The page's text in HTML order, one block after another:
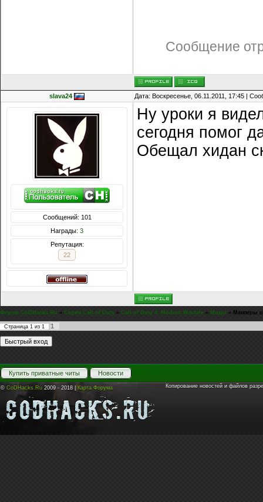
lift
}
lift()
self
self
wait
self
self
self
}
}
Сообщение
slava24 Дата: Воскресенье, 06.11.2011, 17:45 |
Сообщений: 101
Награды: 3
Репутация:
22
Ну уроки я
сегодня помог
Обещал хидан
Форум CoDHacks.Ru » Серия Call of Duty » Call of Duty 4: Modern Warfare » Моды » Мапперы
Страница 1 из 1 1
Купить приватные читы Новости
© CoDHacks.Ru 2009 - 2018 | Карта Форума Копирование новостей и файлов